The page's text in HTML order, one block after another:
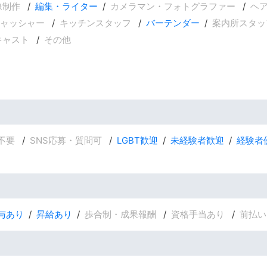
制作 編集・ライター カメラマン・フォトグラファー
ヘ
ッシャー
キッチンスタッフ バーテンダー
案内所スタ
スト
その他
要 SNS応募・質問可 LGBT歓迎 未経験者歓迎 経験者
あり 昇給あり 歩合制・成果報酬 資格手当あり 前払い